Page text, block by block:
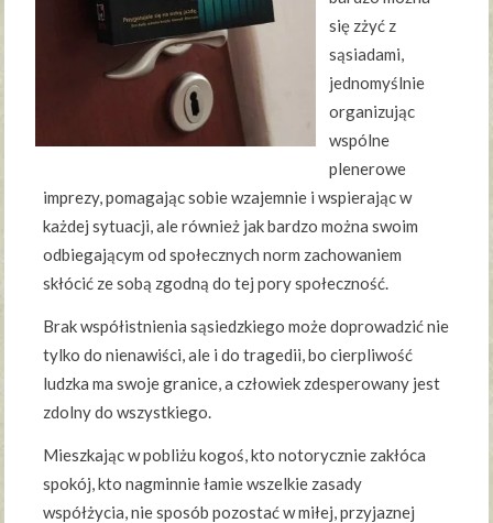
się zżyć z
sąsiadami,
jednomyślnie
organizując
wspólne
plenerowe
imprezy, pomagając sobie wzajemnie i wspierając w
każdej sytuacji, ale również jak bardzo można swoim
odbiegającym od społecznych norm zachowaniem
skłócić ze sobą zgodną do tej pory społeczność.
Brak współistnienia sąsiedzkiego może doprowadzić nie
tylko do nienawiści, ale i do tragedii, bo cierpliwość
ludzka ma swoje granice, a człowiek zdesperowany jest
zdolny do wszystkiego.
Mieszkając w pobliżu kogoś, kto notorycznie zakłóca
spokój, kto nagminnie łamie wszelkie zasady
współżycia, nie sposób pozostać w miłej, przyjaznej